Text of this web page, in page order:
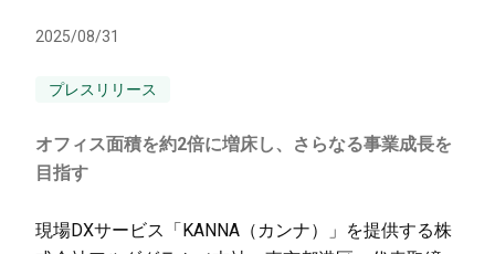
2025/08/31
プレスリリース
オフィス面積を約2倍に増床し、さらなる事業成長を
目指す
現場DXサービス「KANNA（カンナ）」を提供する株